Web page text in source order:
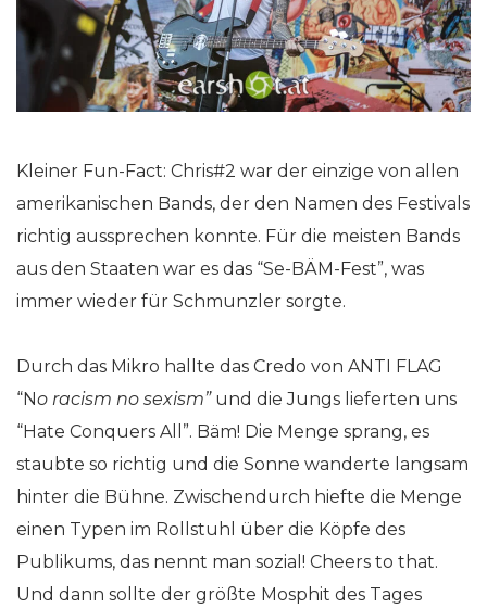
Kleiner Fun-Fact: Chris#2 war der einzige von allen
amerikanischen Bands, der den Namen des Festivals
richtig aussprechen konnte. Für die meisten Bands
aus den Staaten war es das “Se-BÄM-Fest”, was
immer wieder für Schmunzler sorgte.
Durch das Mikro hallte das Credo von ANTI FLAG
“No racism no sexism”und die Jungs lieferten uns
“Hate Conquers All”. Bäm! Die Menge sprang, es
staubte so richtig und die Sonne wanderte langsam
hinter die Bühne. Zwischendurch hiefte die Menge
einen Typen im Rollstuhl über die Köpfe des
Publikums, das nennt man sozial! Cheers to that.
Und dann sollte der größte Mosphit des Tages